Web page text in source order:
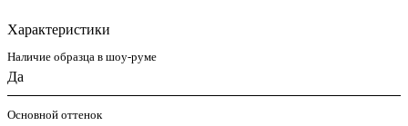
Характеристики
Наличие образца в шоу-руме
Да
Основной оттенок